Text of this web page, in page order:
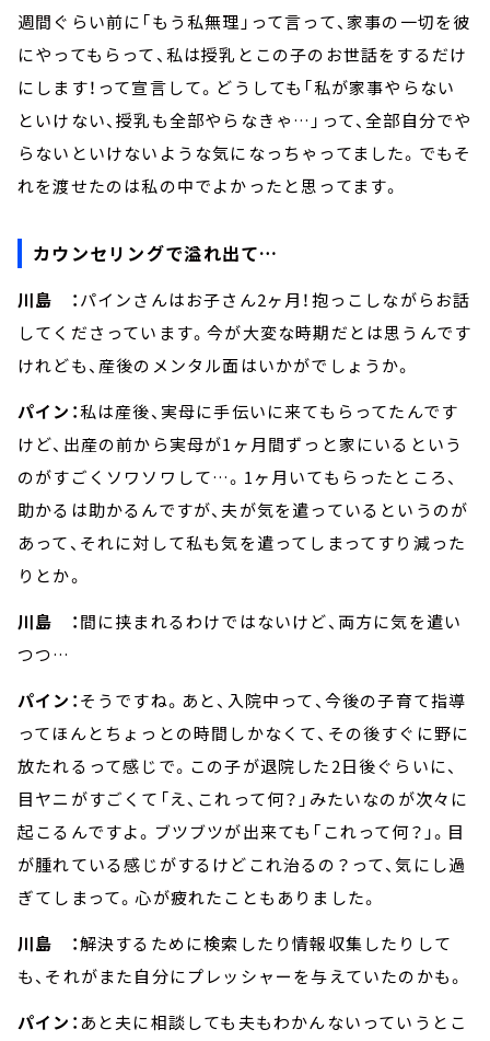
週間ぐらい前に「もう私無理」って言って、家事の一切を彼
にやってもらって、私は授乳とこの子のお世話をするだけ
にします！って宣言して。どうしても「私が家事やらない
といけない、授乳も全部やらなきゃ…」って、全部自分でや
らないといけないような気になっちゃってました。でもそ
れを渡せたのは私の中でよかったと思ってます。
カウンセリングで溢れ出て…
川島 ：パインさんはお子さん2ヶ月！抱っこしながらお話
してくださっています。今が大変な時期だとは思うんです
けれども、産後のメンタル面はいかがでしょうか。
パイン：私は産後、実母に手伝いに来てもらってたんです
けど、出産の前から実母が1ヶ月間ずっと家にいるという
のがすごくソワソワして…。1ヶ月いてもらったところ、
助かるは助かるんですが、夫が気を遣っているというのが
あって、それに対して私も気を遣ってしまってすり減った
りとか。
川島 ：間に挟まれるわけではないけど、両方に気を遣い
つつ…
パイン：そうですね。あと、入院中って、今後の子育て指導
ってほんとちょっとの時間しかなくて、その後すぐに野に
放たれるって感じで。この子が退院した2日後ぐらいに、
目ヤニがすごくて「え、これって何？」みたいなのが次々に
起こるんですよ。ブツブツが出来ても「これって何？」。目
が腫れている感じがするけどこれ治るの？って、気にし過
ぎてしまって。心が疲れたこともありました。
川島 ：解決するために検索したり情報収集したりして
も、それがまた自分にプレッシャーを与えていたのかも。
パイン： あと夫に相談しても夫もわかんないっていうとこ